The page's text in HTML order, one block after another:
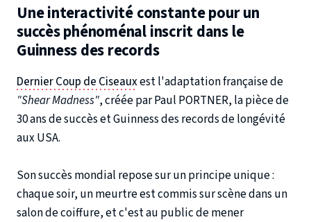
Une interactivité constante pour un
succès phénoménal inscrit dans le
Guinness des records
Dernier Coup de Ciseauxest l'adaptation française de
"Shear Madness", créée par Paul PORTNER, la pièce de
30 ans de succès et Guinness des records de longévité
aux USA.
Son succès mondial repose sur un principe unique :
chaque soir, un meurtre est commis sur scène dans un
salon de coiffure, et c'est au public de mener